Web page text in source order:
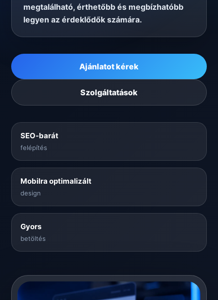
megtalálható, érthetőbb és megbízhatóbb
legyen az érdeklődők számára.
Ajánlatot kérek
Szolgáltatások
SEO-barát
felépítés
Mobilra optimalizált
design
Gyors
betöltés